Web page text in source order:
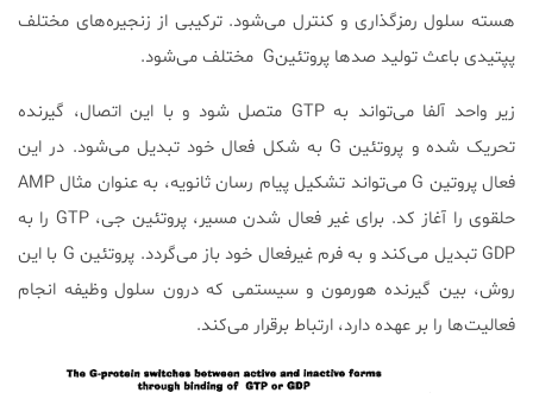
هسته سلول رمزگذاری و کنترل می‌شود. ترکیبی از زنجیره‌های مختلف
پپتیدی باعث تولید صدها پروتئینG مختلف می‌شود.
زیر واحد آلفا می‌تواند به GTP متصل شود و با این اتصال، گیرنده
تحریک شده و پروتئین G به شکل فعال خود تبدیل می‌شود. در این
فعال پروتین‌ G می‌تواند تشکیل پیام رسان ثانویه، به عنوان مثال AMP
حلقوی را آغاز کد. برای غیر فعال شدن مسیر، پروتئین جی، GTP را به
GDP تبدیل می‌کند و به فرم غیرفعال خود باز می‌گردد. پروتئین G با این
روش، بین گیرنده هورمون و سیستمی که درون سلول وظیفه انجام
فعالیت‌ها را بر عهده دارد، ارتباط برقرار می‌کند.